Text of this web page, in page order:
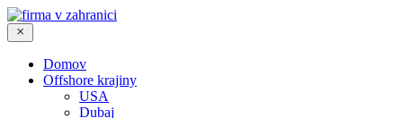
Domov
Offshore krajiny
USA
Dubaj